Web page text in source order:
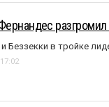
Беззекки в тройке